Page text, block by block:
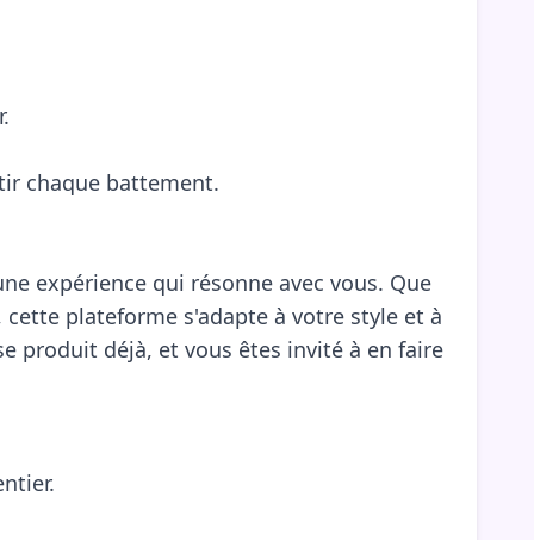
chaque battement.
expérience qui résonne avec vous. Que
plateforme s'adapte à votre style et à
produit déjà, et vous êtes invité à en faire